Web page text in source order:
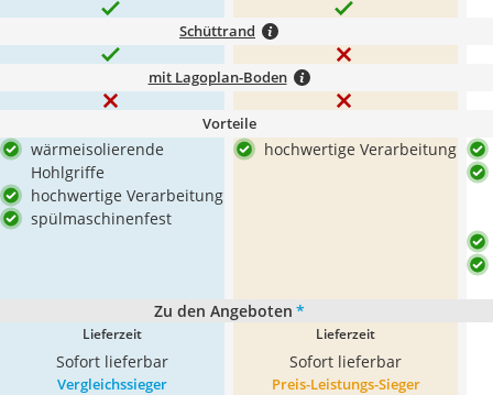
Schüttrand
mit Lagoplan-Boden
Vorteile
wärmeisolierende
Hohlgriffe
hochwertige Verarbeitung
spülmaschinenfest
hochwertige Verarbeitung
Zu den Angeboten *
Lieferzeit
Sofort lieferbar
Lieferzeit
Sofort lieferbar
Vergleichssieger Preis-Leistungs-Sieger